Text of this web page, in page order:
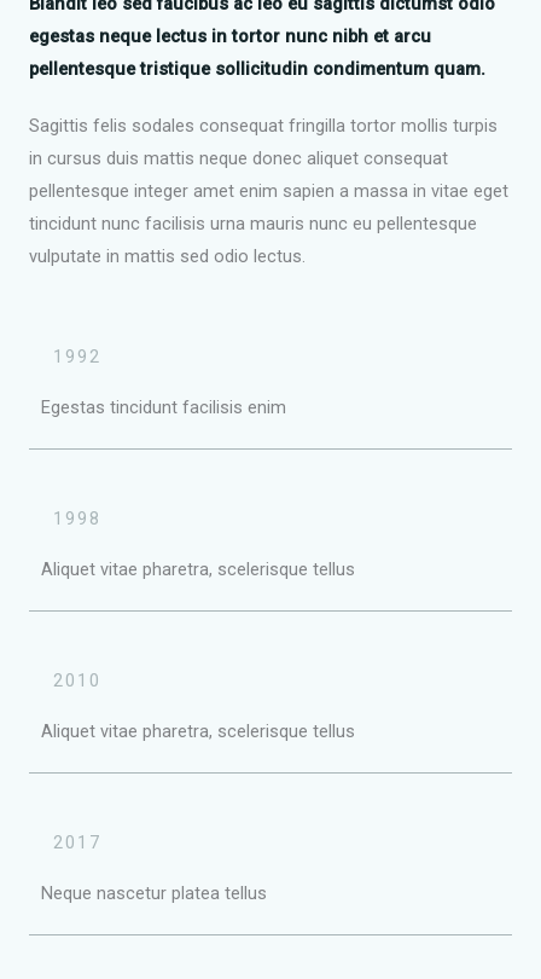
egestas neque lectus in tortor nunc nibh et arcu
pellentesque tristique sollicitudin condimentum quam.
Sagittis felis sodales consequat fringilla tortor mollis turpis
in cursus duis mattis neque donec aliquet consequat
pellentesque integer amet enim sapien a massa in vitae eget
tincidunt nunc facilisis urna mauris nunc eu pellentesque
vulputate in mattis sed odio lectus.
1992
Egestas tincidunt facilisis enim
1998
Aliquet vitae pharetra, scelerisque tellus
2010
Aliquet vitae pharetra, scelerisque tellus
2017
Neque nascetur platea tellus